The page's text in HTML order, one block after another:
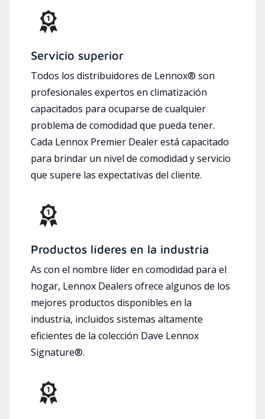
Servicio superior
Todos los distribuidores de Lennox® son
profesionales expertos en climatización
capacitados para ocuparse de cualquier
problema de comodidad que pueda tener.
Cada Lennox Premier Dealer está capacitado
para brindar un nivel de comodidad y servicio
que supere las expectativas del cliente.
Productos líderes en la industria
As con el nombre líder en comodidad para el
hogar, Lennox Dealers ofrece algunos de los
mejores productos disponibles en la
industria, incluidos sistemas altamente
eficientes de la colección Dave Lennox
Signature®.